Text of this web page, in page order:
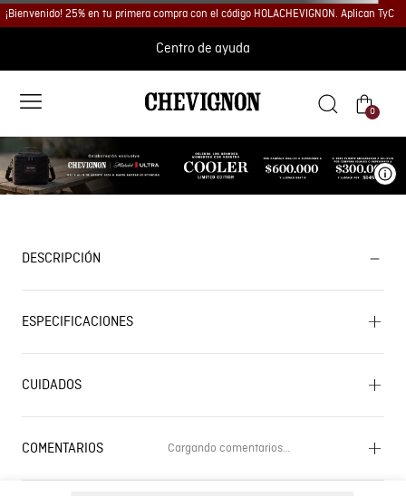
¡Bienvenido! 25% en tu primera compra con el código HOLACHEVIGNON. Aplican TyC
Centro de ayuda
0
DESCRIPCIÓN
ESPECIFICACIONES
CUIDADOS
COMENTARIOS Cargando comentarios…
Cargando el resumen…